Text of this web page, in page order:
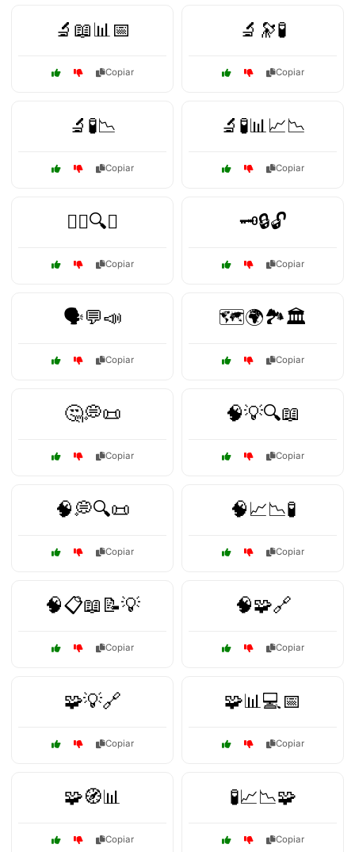
🔬📖📊📅
Copiar
🔬🔭🧪
Copiar
🔬🧪📉
Copiar
🔬🧪📊📈📉
Copiar
🕵️‍♂️🔍📜
Copiar
🗝️🔒🔓
Copiar
🗣️💬📣
Copiar
🗺️🌍🏞️🏛️
Copiar
🤔💭📜
Copiar
🧠💡🔍📖
Copiar
🧠💭🔍📜
Copiar
🧠📈📉🧪
Copiar
🧠📋📖📝💡
Copiar
🧠🧩🔗
Copiar
🧩💡🔗
Copiar
🧩📊💻📅
Copiar
🧩🧭📊
Copiar
🧪📈📉🧩
Copiar